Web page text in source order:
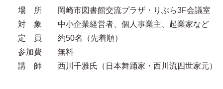
場 所 岡崎市図書館交流プラザ・りぶら3F会議室
対 象 中小企業経営者、個人事業主、起業家など
定 員 約50名（先着順）
参加費 無料
講 師 西川千雅氏（日本舞踊家・西川流四世家元）